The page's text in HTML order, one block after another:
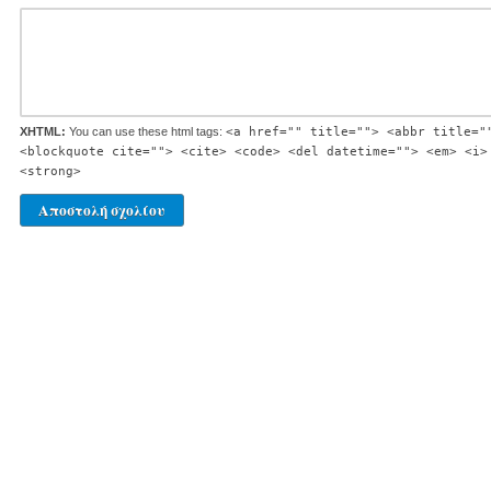
XHTML: You can use these html tags: <a href="" title=""> <abbr
<blockquote cite=""> <cite> <code> <del datetime=""> <em>
<strong>